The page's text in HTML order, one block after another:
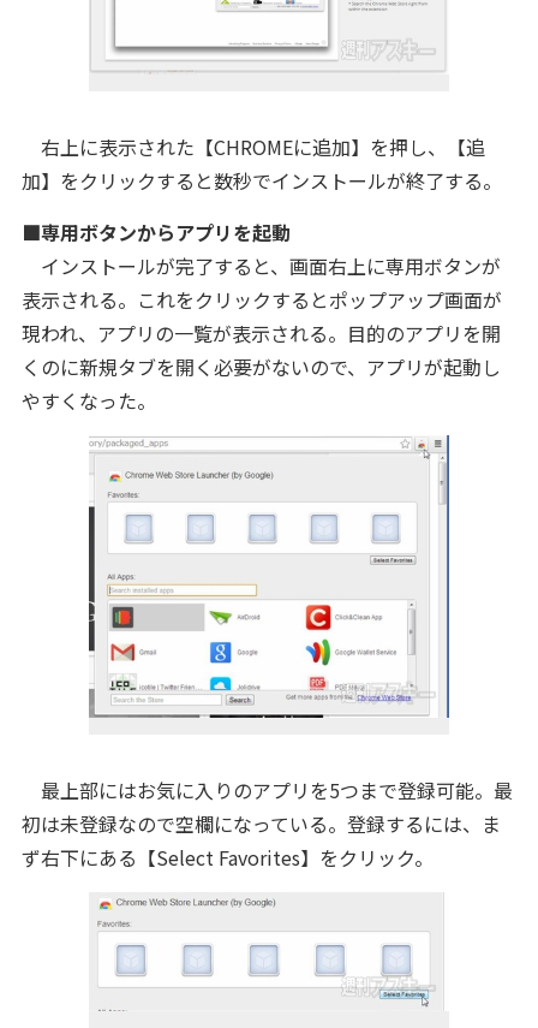
右上に表示された【CHROMEに追加】を押し、【追
加】をクリックすると数秒でインストールが終了する。
■専用ボタンからアプリを起動
インストールが完了すると、画面右上に専用ボタンが
表示される。これをクリックするとポップアップ画面が
現われ、アプリの一覧が表示される。目的のアプリを開
くのに新規タブを開く必要がないので、アプリが起動し
やすくなった。
最上部にはお気に入りのアプリを5つまで登録可能。最
初は未登録なので空欄になっている。登録するには、ま
ず右下にある【Select Favorites】をクリック。